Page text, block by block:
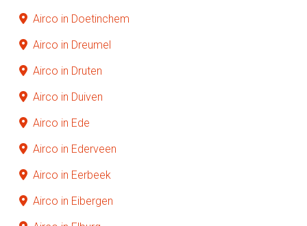
Airco in Doetinchem
Airco in Dreumel
Airco in Druten
Airco in Duiven
Airco in Ede
Airco in Ederveen
Airco in Eerbeek
Airco in Eibergen